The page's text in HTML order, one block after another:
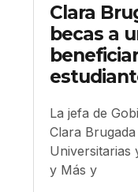
Clara
becas a
La jefa de
Clara
Universitarias
y Más y